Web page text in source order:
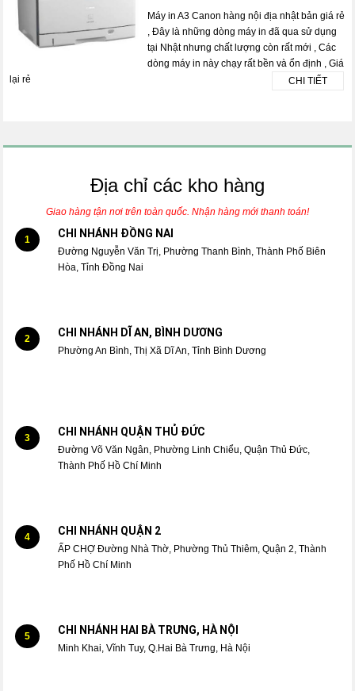
Máy in A3 Canon hàng nội địa nhật bản giá rẻ
, Đây là những dòng máy in đã qua sử dụng
tại Nhật nhưng chất lượng còn rất mới , Các
dòng máy in này chạy rất bền và ổn định , Giá
lại rẻ
CHI TIẾT
Địa chỉ các kho hàng
Giao hàng tận nơi trên toàn quốc. Nhận hàng mới thanh toán!
1 CHI NHÁNH ĐỒNG NAI
Đường Nguyễn Văn Trị, Phường Thanh Bình, Thành Phố Biên
Hòa, Tỉnh Đồng Nai
2 CHI NHÁNH DĨ AN, BÌNH DƯƠNG
Phường An Bình, Thị Xã Dĩ An, Tỉnh Bình Dương
3 CHI NHÁNH QUẬN THỦ ĐỨC
Đường Võ Văn Ngân, Phường Linh Chiểu, Quận Thủ Đức,
Thành Phố Hồ Chí Minh
4 CHI NHÁNH QUẬN 2
ẤP CHỢ Đường Nhà Thờ, Phường Thủ Thiêm, Quận 2, Thành
Phố Hồ Chí Minh
5 CHI NHÁNH HAI BÀ TRƯNG, HÀ NỘI
Minh Khai, Vĩnh Tuy, Q.Hai Bà Trưng, Hà Nội